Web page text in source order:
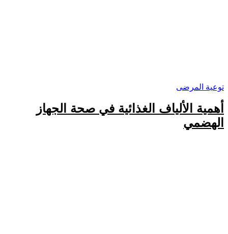
توعية المرضى
أهمية الألياف الغذائية في صحة الجهاز
الهضمي